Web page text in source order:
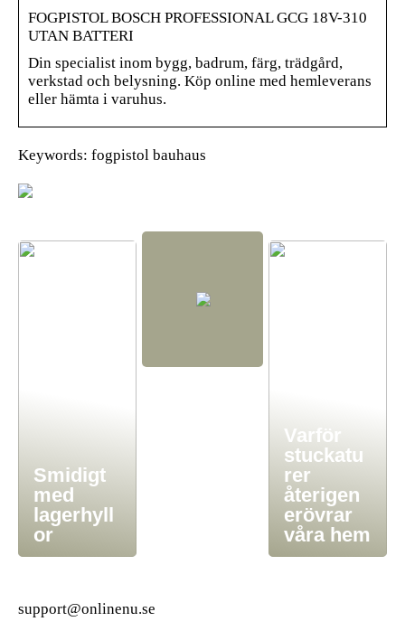
FOGPISTOL BOSCH PROFESSIONAL GCG 18V-310
UTAN BATTERI
Din specialist inom bygg, badrum, färg, trädgård,
verkstad och belysning. Köp online med hemleverans
eller hämta i varuhus.
Keywords: fogpistol bauhaus
Smidigt
med
lagerhyll
or
Varför
stuckatu
rer
återigen
erövrar
våra hem
support@onlinenu.se